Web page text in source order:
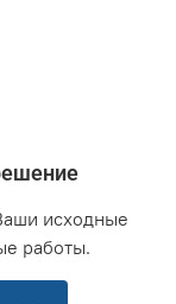
исходные
работы.